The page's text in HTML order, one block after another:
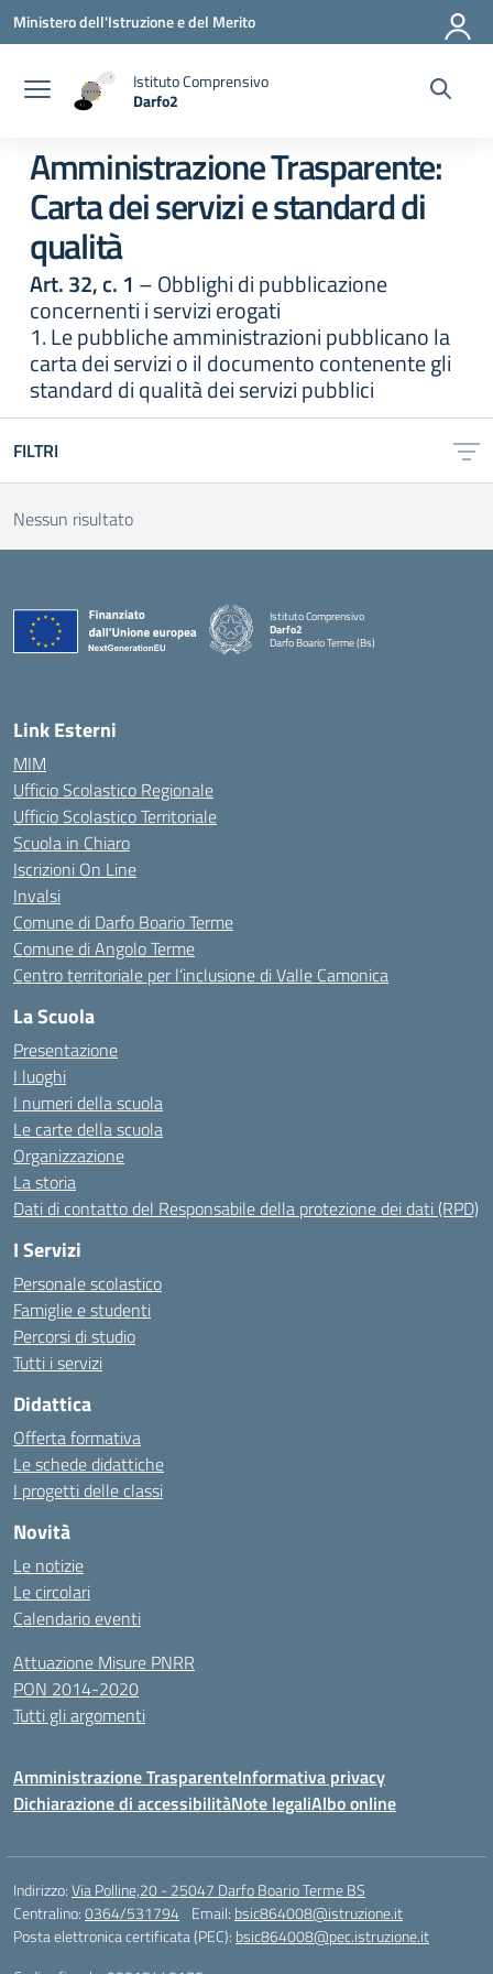
Vai ai contenuti
Vai al menu di navigazione
Vai al footer
Ministero dell'Istruzione e del Merito
Istituto Comprensivo
Darfo2
Amministrazione Trasparente:
Carta dei servizi e standard di
qualità
Art. 32, c. 1 – Obblighi di pubblicazione
concernenti i servizi erogati
1. Le pubbliche amministrazioni pubblicano la
carta dei servizi o il documento contenente gli
standard di qualità dei servizi pubblici
FILTRI
Nessun risultato
Istituto Comprensivo
Darfo2
Darfo Boario Terme (Bs)
Link Esterni
MIM
Ufficio Scolastico Regionale
Ufficio Scolastico Territoriale
Scuola in Chiaro
Iscrizioni On Line
Invalsi
Comune di Darfo Boario Terme
Comune di Angolo Terme
Centro territoriale per l’inclusione di Valle Camonica
La Scuola
Presentazione
I luoghi
I numeri della scuola
Le carte della scuola
Organizzazione
La storia
Dati di contatto del Responsabile della protezione dei dati (RPD)
I Servizi
Personale scolastico
Famiglie e studenti
Percorsi di studio
Tutti i servizi
Didattica
Offerta formativa
Le schede didattiche
I progetti delle classi
Novità
Le notizie
Le circolari
Calendario eventi
Attuazione Misure PNRR
PON 2014-2020
Tutti gli argomenti
Amministrazione TrasparenteInformativa privacy
Dichiarazione di accessibilitàNote legaliAlbo online
Indirizzo:Via Polline,20 - 25047 Darfo Boario Terme BS
Centralino:0364/531794 Email: bsic864008@istruzione.it
Posta elettronica certificata (PEC): bsic864008@pec.istruzione.it